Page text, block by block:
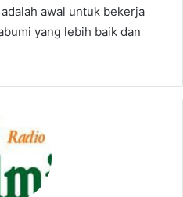
awal untuk bekerja
yang lebih baik dan